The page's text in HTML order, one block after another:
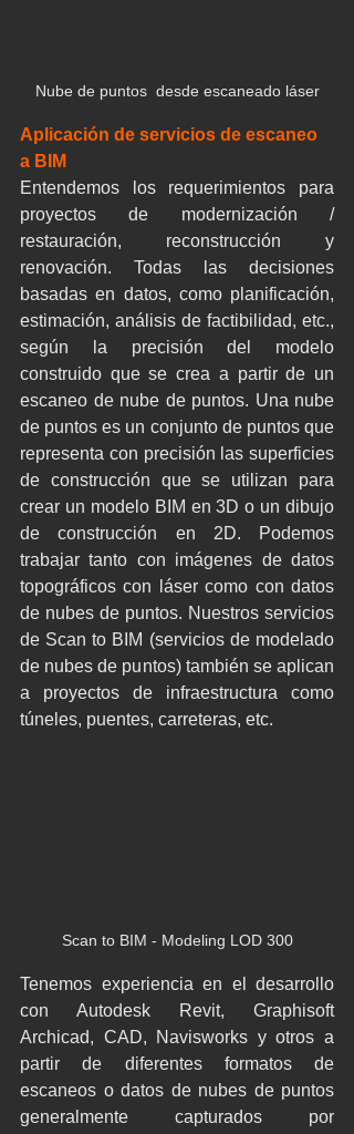
Nube de puntos  desde escaneado láser
Aplicación de servicios de escaneo
a BIM
Entendemos los requerimientos para
proyectos de modernización /
restauración, reconstrucción y
renovación. Todas las decisiones
basadas en datos, como planificación,
estimación, análisis de factibilidad, etc.,
según la precisión del modelo
construido que se crea a partir de un
escaneo de nube de puntos. Una nube
de puntos es un conjunto de puntos que
representa con precisión las superficies
de construcción que se utilizan para
crear un modelo BIM en 3D o un dibujo
de construcción en 2D. Podemos
trabajar tanto con imágenes de datos
topográficos con láser como con datos
de nubes de puntos. Nuestros servicios
de Scan to BIM (servicios de modelado
de nubes de puntos) también se aplican
a proyectos de infraestructura como
túneles, puentes, carreteras, etc.
Scan to BIM - Modeling LOD 300
Tenemos experiencia en el desarrollo
con Autodesk Revit, Graphisoft
Archicad, CAD, Navisworks y otros a
partir de diferentes formatos de
escaneos o datos de nubes de puntos
generalmente capturados por